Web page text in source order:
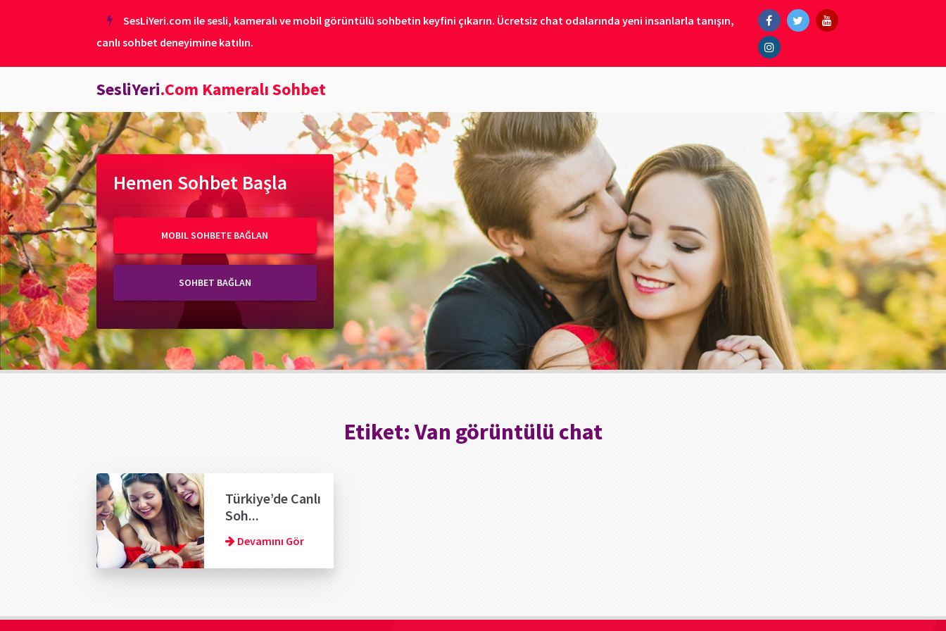
SesLiYeri.com ile sesli, kameralı ve mobil görüntülü sohbetin keyfini çıkarın. Ücretsiz chat odalarında yeni insanlarla tanışın,
canlı sohbet deneyimine katılın.
SesliYeri.Com Kameralı Sohbet
Hemen Sohbet Başla
MOBIL SOHBETE BAĞLAN
SOHBET BAĞLAN
Etiket: Van görüntülü chat
Türkiye’de Canlı
Soh...
Devamını Gör